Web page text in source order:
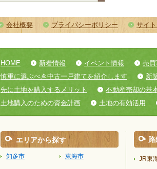
会社概要 プライバシーポリシー サイ
HOME 新着情報 イベント情報 売
慎重に選ぶべき中古一戸建てを紹介します
新
先に土地を購入するメリット
不動産売却の基
土地購入のための資金計画
土地の有効活用
エリアから探す
知多市 東海市 JR東